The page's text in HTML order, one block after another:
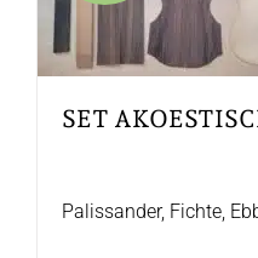
SET
Palissander, Fichte,